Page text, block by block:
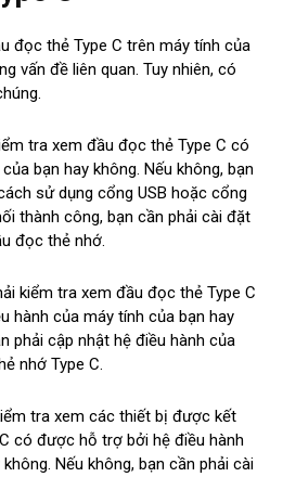
đọc thẻ Type C trên máy tính của
vấn đề liên quan. Tuy nhiên, có
tra xem đầu đọc thẻ Type C có
bạn hay không. Nếu không, bạn
sử dụng cổng USB hoặc cổng
thành công, bạn cần phải cài đặt
đọc thẻ nhớ.
kiểm tra xem đầu đọc thẻ Type C
hành của máy tính của bạn hay
phải cập nhật hệ điều hành của
nhớ Type C.
tra xem các thiết bị được kết
có được hỗ trợ bởi hệ điều hành
Nếu không, bạn cần phải cài